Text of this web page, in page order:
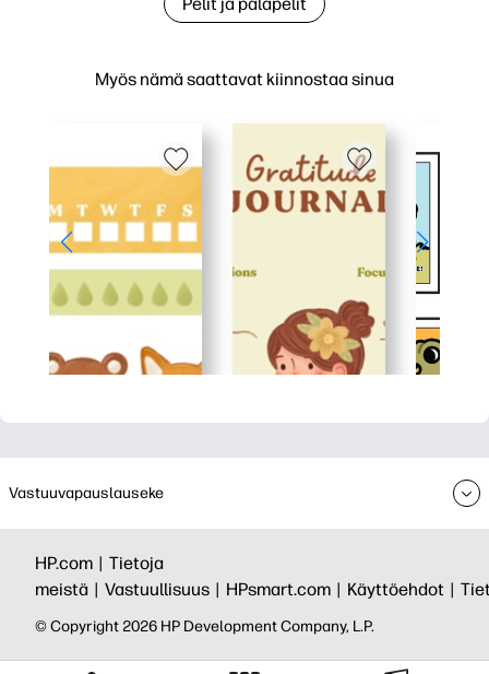
Myös nämä saattavat kiinnostaa sinua
Vastuuvapauslauseke
HP.com | Tietoja
meistä | Vastuullisuus | HPsmart.com | Käyttöehdot |
© Copyright 2026 HP Development Company, L.P.